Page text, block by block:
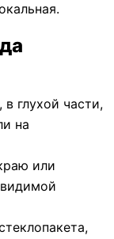
глухой части,
на
или